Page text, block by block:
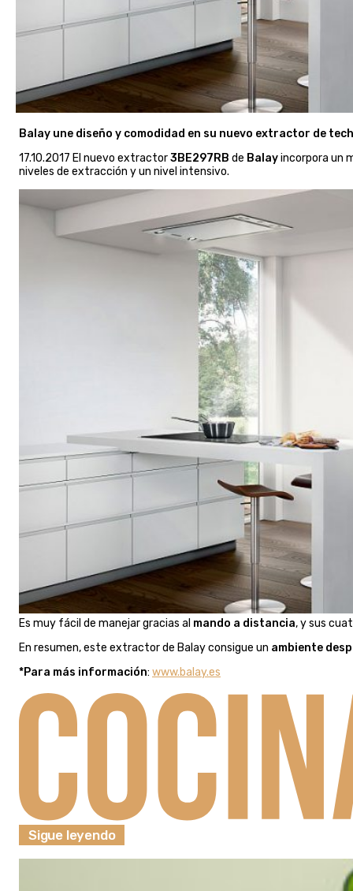
Balay une diseño y comodidad en su nuevo extractor de
17.10.2017 El nuevo extractor3BE297RB de Balayincorpora un
niveles de extracción y un nivel intensivo.
Es muy fácil de manejar gracias al mando a distancia, y sus
En resumen, este extractor de Balay consigue un ambiente
*Para más información: www.balay.es
Sigue leyendo